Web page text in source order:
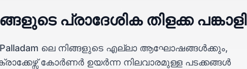
പ്രാദേശിക തിളക്ക പങ്കാളി
Palladam ലെ നിങ്ങളുടെ എല്ലാ ആഘോഷങ്ങൾക്കും,
കോർണർ ഉയർന്ന നിലവാരമുള്ള പടക്കങ്ങൾ